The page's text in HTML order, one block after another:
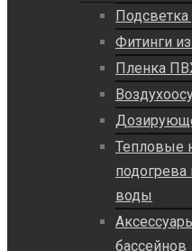
Фитинги
Пленка
Тепловые
воды
бассейнов